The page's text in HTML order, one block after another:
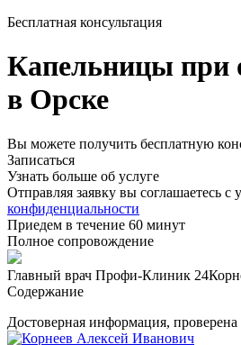
Бесплатная консультация
Капельницы при
в Орске
Вы можете получить бесплатную
Записаться
Узнать больше об услуге
Отправляя заявку вы соглашаетесь с
конфиденциальности
Приедем в течение 60 минут
Полное сопровождение
Главный врач Профи-Клиник 24
Содержание
Достоверная информация, проверена